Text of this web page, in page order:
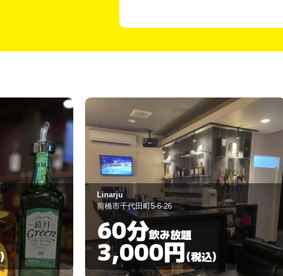
ぴんぽん
前橋市千代田町5丁目1-7
60分飲み放題
3,000円(税込)